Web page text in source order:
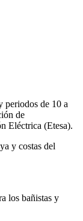
periodos de 10 a
de
Eléctrica (Etesa).
y costas del
los bañistas y